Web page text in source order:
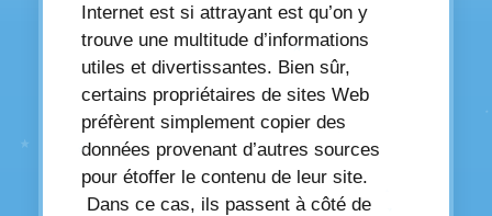
Internet est si attrayant est qu’on y
trouve une multitude d’informations
utiles et divertissantes. Bien sûr,
certains propriétaires de sites Web
préfèrent simplement copier des
données provenant d’autres sources
pour étoffer le contenu de leur site.
Dans ce cas, ils passent à côté de